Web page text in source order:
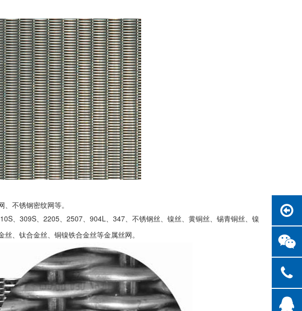
不锈钢密纹网等。
、309S、2205、2507、904L、347、不锈钢丝、镍丝、黄铜丝、锡青铜丝、镍
、钛合金丝、铜镍铁合金丝等金属丝网。